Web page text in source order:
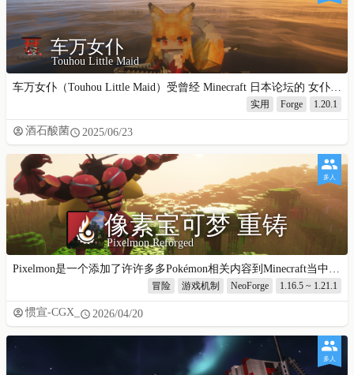
车万女仆
Touhou Little Maid
车万女仆（Touhou Little Maid）受曾经 Minecraft 日本论坛的 女仆（Little Maid Mob） 模组的思路启发，并结合东方 Project 人物元素的二次创作模组。
实用 Forge 1.20.1
酒石酸菌 2025/06/23
多人
像素宝可梦 重铸
Pixelmon Reforged
Pixelmon是一个添加了许许多多Pokémon相关内容到Minecraft当中的模组，诸如宝可梦本身、对战、交换、和培育等原作玩法。
冒险 游戏机制 NeoForge 1.16.5 ~ 1.21.1
惯宣-CGX_ 2026/04/20
多人